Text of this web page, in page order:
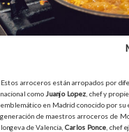
Estos arroceros están arropados por
nacional como Juanjo López , chef y
emblemático en Madrid conocido por su
generación de maestros arroceros de
longeva de Valencia, Carlos Ponce , chef